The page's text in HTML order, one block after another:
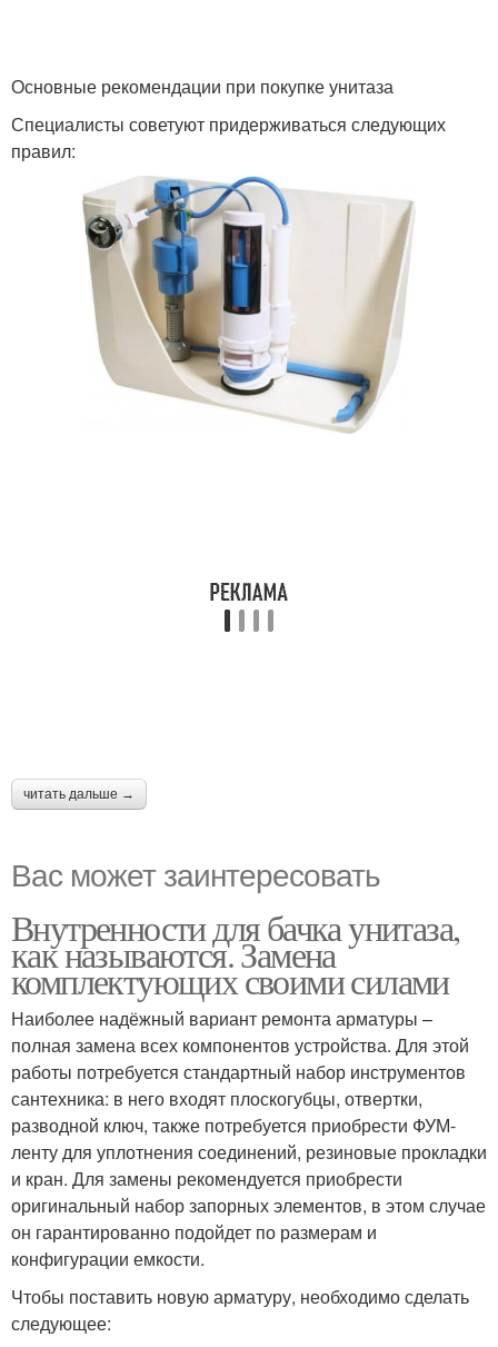
Основные рекомендации при покупке унитаза
Специалисты советуют придерживаться следующих
правил:
читать дальше →
Вас может заинтересовать
Внутренности для бачка унитаза,
как называются. Замена
комплектующих своими силами
Наиболее надёжный вариант ремонта арматуры –
полная замена всех компонентов устройства. Для этой
работы потребуется стандартный набор инструментов
сантехника: в него входят плоскогубцы, отвертки,
разводной ключ, также потребуется приобрести ФУМ-
ленту для уплотнения соединений, резиновые прокладки
и кран. Для замены рекомендуется приобрести
оригинальный набор запорных элементов, в этом случае
он гарантированно подойдет по размерам и
конфигурации емкости.
Чтобы поставить новую арматуру, необходимо сделать
следующее: